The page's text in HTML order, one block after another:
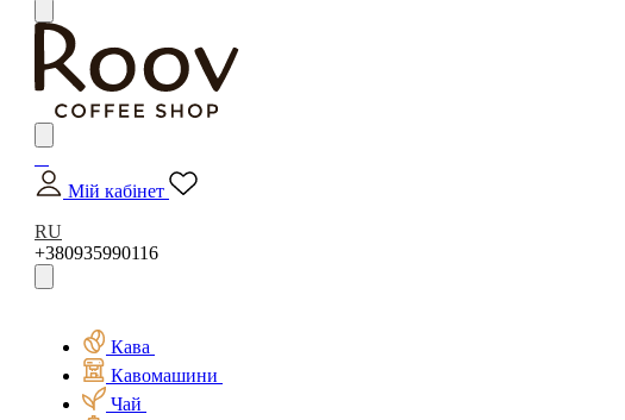
Мій кабінет
RU
+380935990116
Кава
Кавомашини
Чай